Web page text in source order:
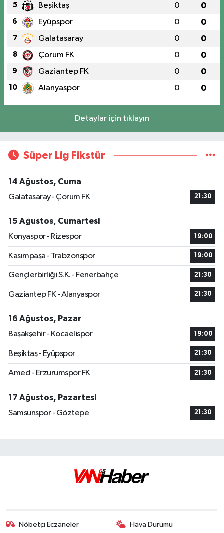
5 Beşiktaş 0 0
6 Eyüpspor 0 0
7 Galatasaray 0 0
8 Çorum FK 0 0
9 Gaziantep FK 0 0
10 Alanyaspor 0 0
Detaylar için tıklayın
Süper Lig Fikstür
14 Ağustos, Cuma
Galatasaray - Çorum FK
21:30
15 Ağustos, Cumartesi
Konyaspor - Rizespor
19:00
Kasımpaşa - Trabzonspor 19:00
Gençlerbirliği S.K. - Fenerbahçe 21:30
Gaziantep FK - Alanyaspor 21:30
16 Ağustos, Pazar
Başakşehir - Kocaelispor
19:00
Beşiktaş - Eyüpspor 21:30
Amed - Erzurumspor FK 21:30
17 Ağustos, Pazartesi
Samsunspor - Göztepe
21:30
Nöbetçi Eczaneler Hava Durumu